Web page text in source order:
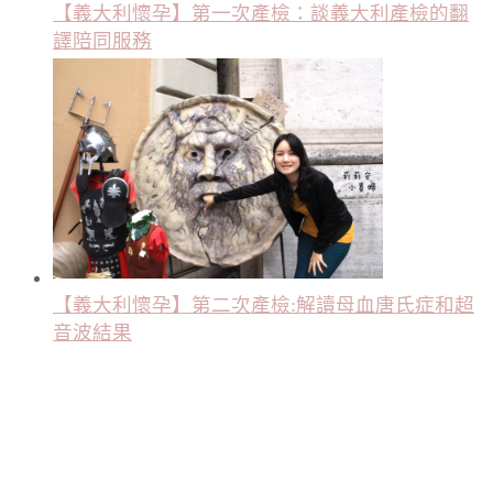
【義大利懷孕】第一次產檢：談義大利產檢的翻
譯陪同服務
【義大利懷孕】第二次產檢:解讀母血唐氏症和超
音波結果